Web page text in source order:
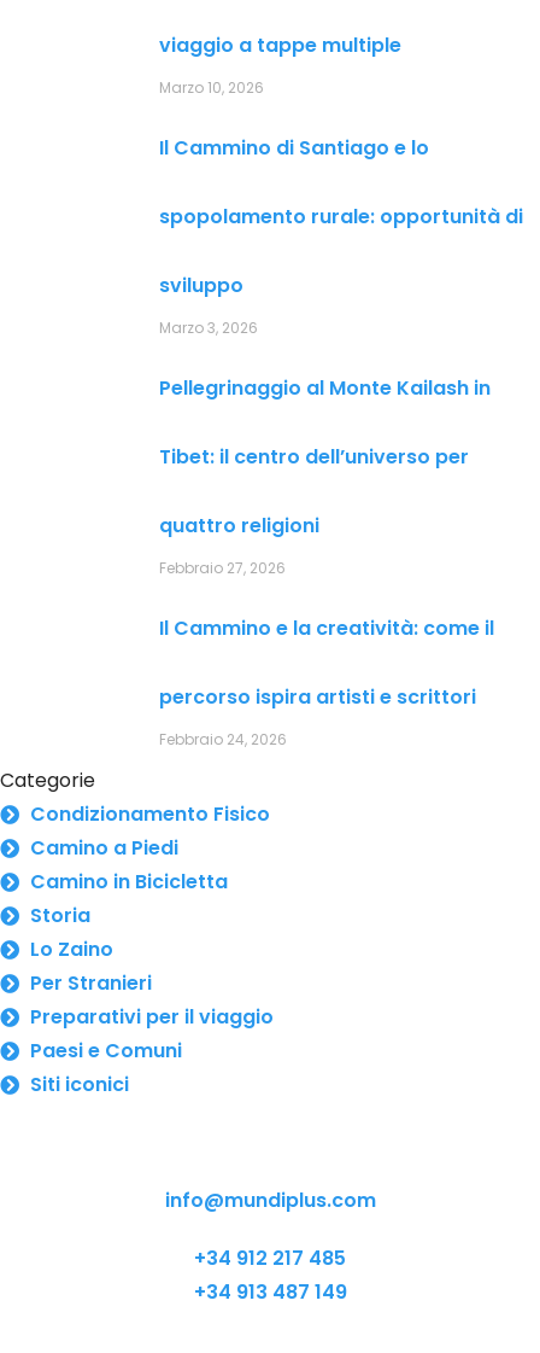
viaggio a tappe multiple
Marzo 10, 2026
Il Cammino di Santiago e lo
spopolamento rurale: opportunità di
sviluppo
Marzo 3, 2026
Pellegrinaggio al Monte Kailash in
Tibet: il centro dell’universo per
quattro religioni
Febbraio 27, 2026
Il Cammino e la creatività: come il
percorso ispira artisti e scrittori
Febbraio 24, 2026
Categorie
Condizionamento Fisico
Camino a Piedi
Camino in Bicicletta
Storia
Lo Zaino
Per Stranieri
Preparativi per il viaggio
Paesi e Comuni
Siti iconici
info@mundiplus.com
+34 912 217 485
+34 913 487 149